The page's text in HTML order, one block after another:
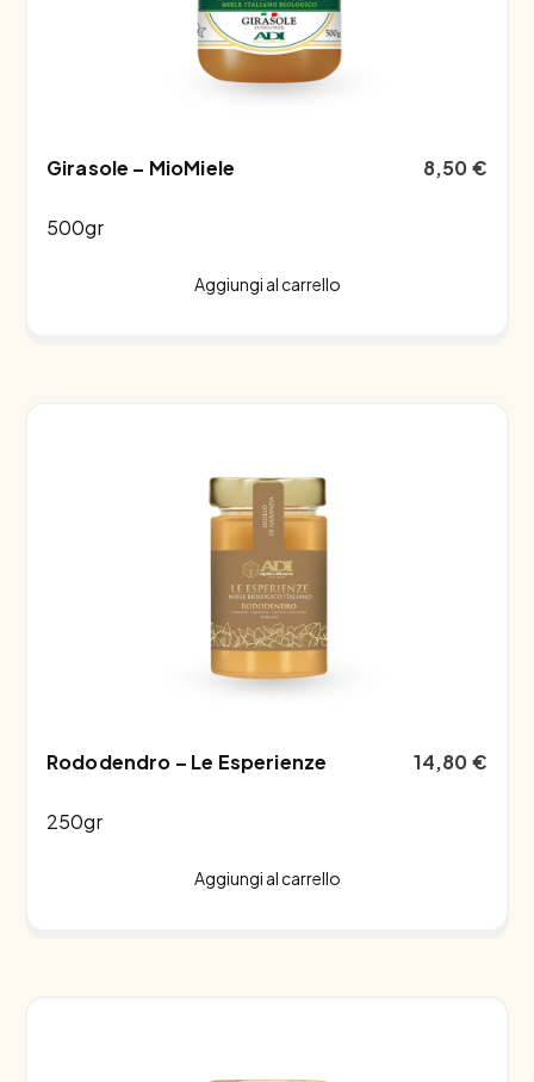
Girasole – MioMiele
500gr
8,50€
Aggiungi al carrello
Rododendro – Le Esperienze
250gr
14,80€
Aggiungi al carrello